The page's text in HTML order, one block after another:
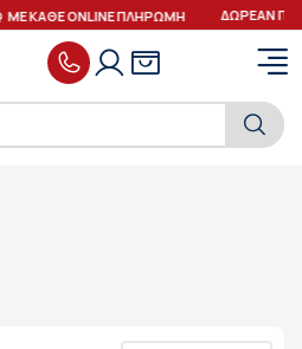
ΜΕ ΚΑΘΕ ONLINE ΠΛΗΡΩΜΗ ΔΩΡΕΑΝ